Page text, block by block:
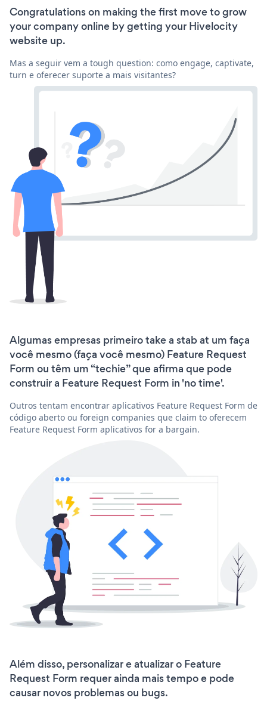
Congratulations on making the first move to grow
your company online by getting your Hivelocity
website up.
Mas a seguir vem a tough question: como engage, captivate,
turn e oferecer suporte a mais visitantes?
Algumas empresas primeiro take a stab at um faça
você mesmo (faça você mesmo) Feature Request
Form ou têm um “techie” que afirma que pode
construir a Feature Request Form in 'no time'.
Outros tentam encontrar aplicativos Feature Request Form de
código aberto ou foreign companies que claim to oferecem
Feature Request Form aplicativos for a bargain.
Além disso, personalizar e atualizar o Feature
Request Form requer ainda mais tempo e pode
causar novos problemas ou bugs.